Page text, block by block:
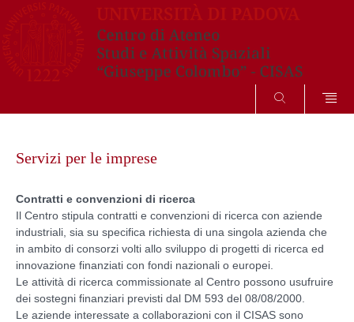
SEARCH
contentServizi per le imprese
Contratti e convenzioni di ricerca
Il Centro stipula contratti e convenzioni di ricerca con aziende
industriali, sia su specifica richiesta di una singola azienda che
in ambito di consorzi volti allo sviluppo di progetti di ricerca ed
innovazione finanziati con fondi nazionali o europei.
Le attività di ricerca commissionate al Centro possono usufruire
dei sostegni finanziari previsti dal DM 593 del 08/08/2000.
Le aziende interessate a collaborazioni con il CISAS sono